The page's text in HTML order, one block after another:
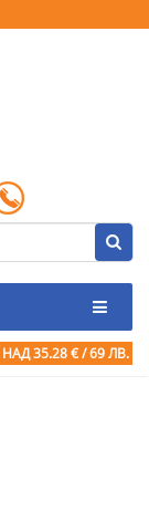
НАД 35.28 € / 69 ЛВ.